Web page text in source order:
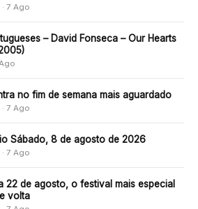
7 Ago
– David Fonseca – Our Hearts
no fim de semana mais aguardado
7 Ago
Sábado, 8 de agosto de 2026
7 Ago
22 de agosto, o festival mais especial
volta